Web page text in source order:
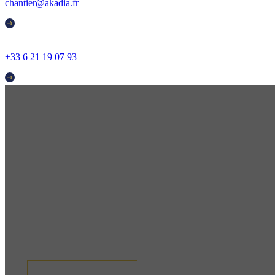
chantier@akadia.fr
+33 6 21 19 07 93